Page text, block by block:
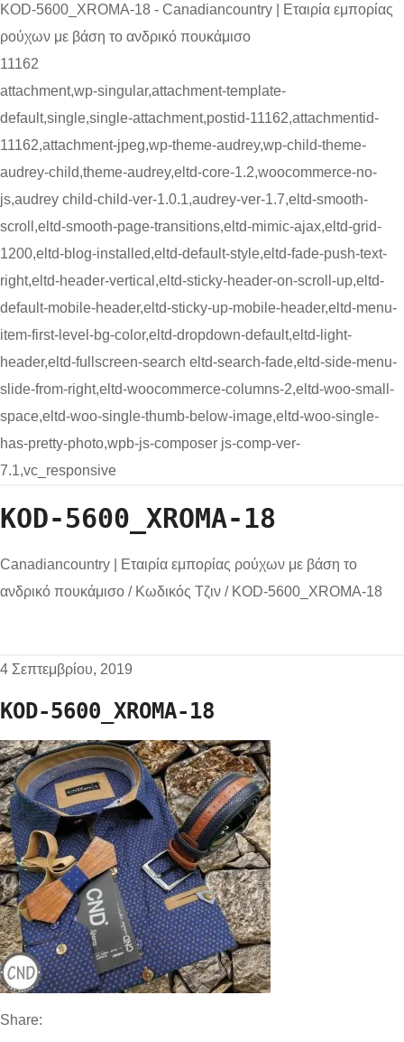
KOD-5600_XROMA-18 - Canadiancountry | Εταιρία εμπορίας
ρούχων με βάση το ανδρικό πουκάμισο
11162
attachment,wp-singular,attachment-template-
default,single,single-attachment,postid-11162,attachmentid-
11162,attachment-jpeg,wp-theme-audrey,wp-child-theme-
audrey-child,theme-audrey,eltd-core-1.2,woocommerce-no-
js,audrey child-child-ver-1.0.1,audrey-ver-1.7,eltd-smooth-
scroll,eltd-smooth-page-transitions,eltd-mimic-ajax,eltd-grid-
1200,eltd-blog-installed,eltd-default-style,eltd-fade-push-text-
right,eltd-header-vertical,eltd-sticky-header-on-scroll-up,eltd-
default-mobile-header,eltd-sticky-up-mobile-header,eltd-menu-
item-first-level-bg-color,eltd-dropdown-default,eltd-light-
header,eltd-fullscreen-search eltd-search-fade,eltd-side-menu-
slide-from-right,eltd-woocommerce-columns-2,eltd-woo-small-
space,eltd-woo-single-thumb-below-image,eltd-woo-single-
has-pretty-photo,wpb-js-composer js-comp-ver-
7.1,vc_responsive
KOD-5600_XROMA-18
Canadiancountry | Εταιρία εμπορίας ρούχων με βάση το
ανδρικό πουκάμισο / Κωδικός Τζιν / KOD-5600_XROMA-18
4 Σεπτεμβρίου, 2019
KOD-5600_XROMA-18
Share: